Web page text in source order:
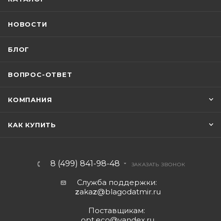
НОВОСТИ
БЛОГ
ВОПРОС-ОТВЕТ
КОМПАНИЯ
КАК КУПИТЬ
8 (499) 841-98-48 ЗАКАЗАТЬ ЗВОНОК
Служба поддержки:
zakaz@blagodatmir.ru
Поставщикам: